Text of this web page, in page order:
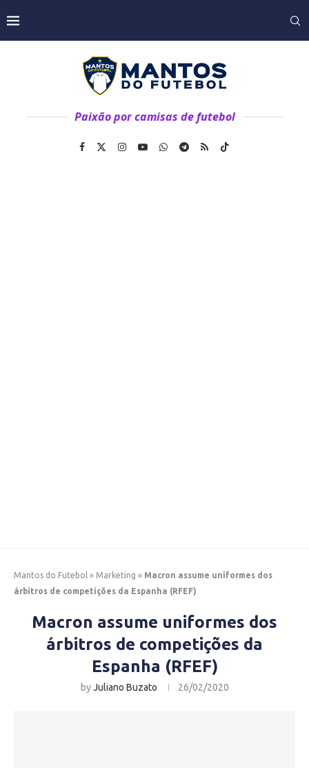
Paixão por camisas de futebol
Mantos do Futebol » Marketing » Macron assume uniformes dos
árbitros de competições da Espanha (RFEF)
Macron assume uniformes dos
árbitros de competições da
Espanha (RFEF)
byJuliano Buzato 26/02/2020